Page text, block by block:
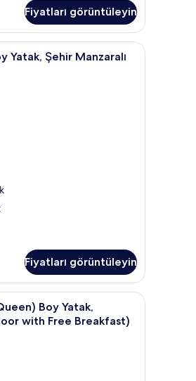
Fiyatları görüntüleyin
Oda, 1 Büyük (Queen) Boy Yatak, Şehir
Yatak, Şehir Manzaralı
Fiyatları görüntüleyin
Kaliteli yatak takımı, yastık yüzeyli yatak,
Boy Yatak,
with Free Breakfast)